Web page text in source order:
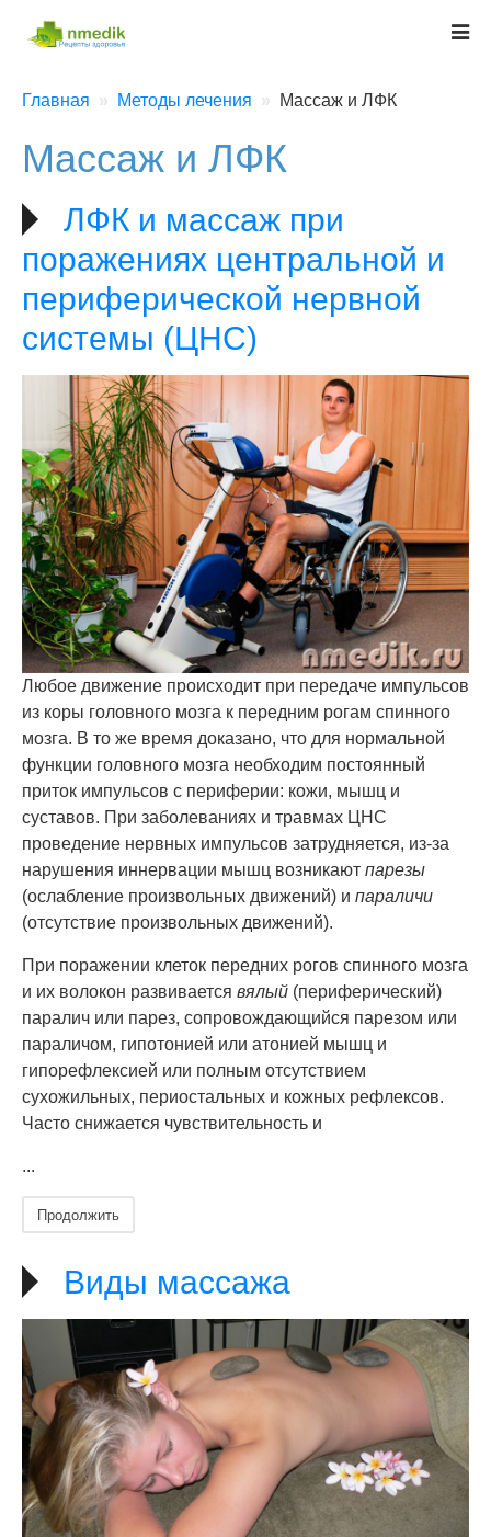
Главная Методы лечения Массаж и ЛФК
Массаж и ЛФК
ЛФК и массаж при
поражениях центральной и
периферической нервной
системы (ЦНС)
Любое движение происходит при передаче импульсов
из коры головного мозга к передним рогам спинного
мозга. В то же время доказано, что для нормальной
функции головного мозга необходим постоянный
приток импульсов с периферии: кожи, мышц и
суставов. При заболеваниях и травмах ЦНС
проведение нервных импульсов затрудняется, из-за
нарушения иннервации мышц возникают парезы
(ослабление произвольных движений) и параличи
(отсутствие произвольных движений).
При поражении клеток передних рогов спинного мозга
и их волокон развивается вялый (периферический)
паралич или парез, сопровождающийся парезом или
параличом, гипотонией или атонией мышц и
гипорефлексией или полным отсутствием
сухожильных, периостальных и кожных рефлексов.
Часто снижается чувствительность и
...
Продолжить
Виды массажа